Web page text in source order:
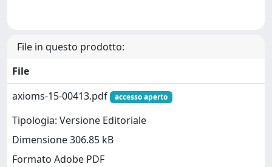
File in questo prodotto:
File
axioms-15-00413.pdf
accesso aperto
Tipologia: Versione Editoriale
Dimensione 306.85 kB
Formato Adobe PDF